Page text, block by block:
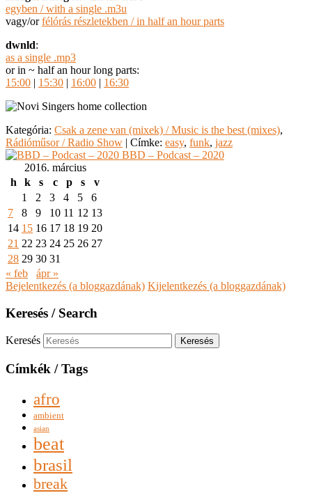
egyben / with a single .m3u
vagy/orfélórás részletekben / in half an hour parts
dwnld:
as a single .mp3
or in ~ half an hour long parts:
15:00 | 15:30 | 16:00 | 16:30
Kategória: Csak a zene van (mixek) / Music is the best (mixes),
Rádióműsor / Radio Show | Címke: easy, funk, jazz
BBD – Podcast – 2020
2016. március
h
k s c p s
v
1
2 3 4 5
6
7
8 9 10 11 12 13
14 15 16 17 18 19 20
21 22 23 24 25 26 27
28 29 30 31
« feb
ápr »
Bejelentkezés (a bloggazdának) Kijelentkezés (a bloggazdának)
Keresés / Search
Keresés
Címkék / Tags
afro
ambient
asian
beat
brasil
break